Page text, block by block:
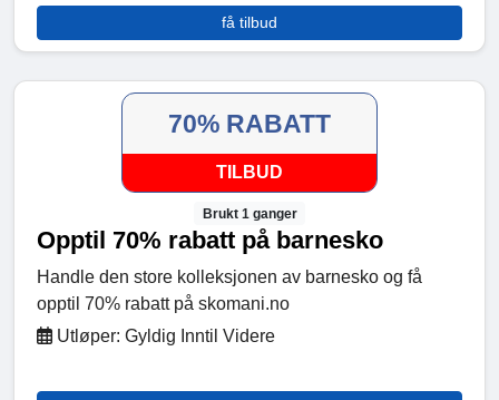
få tilbud
70% RABATT
TILBUD
Brukt 1 ganger
Opptil 70% rabatt på barnesko
Handle den store kolleksjonen av barnesko og få
opptil 70% rabatt på skomani.no
Utløper: Gyldig Inntil Videre